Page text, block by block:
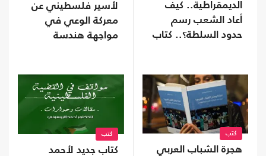
الديمقراطية.. كيف
أعاد الشعب رسم
حدود السلطة؟.. كتاب
لأسير فلسطيني عن
معركة الوعي في
مواجهة هندسة
كتب
هجرة الشباب العربي
كتب
كتاب جديد لأحمد